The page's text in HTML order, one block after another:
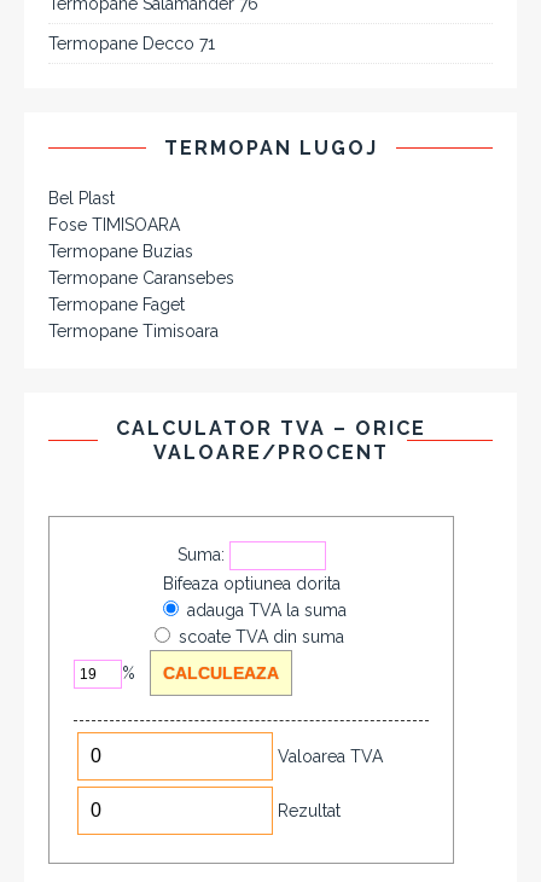
Termopane Decco 71
TERMOPAN LUGOJ
Bel Plast
Fose TIMISOARA
Termopane Buzias
Termopane Caransebes
Termopane Faget
Termopane Timisoara
CALCULATOR TVA – ORICE
VALOARE/PROCENT
Suma:
Bifeaza optiunea dorita
adauga TVA la suma
scoate TVA din suma
%
Valoarea TVA
Rezultat